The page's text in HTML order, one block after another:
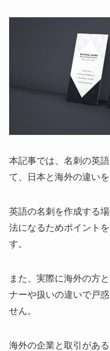
本記事では、名刺の英
て、日本と海外の違い
英語の名刺を作成する
法になるためポイント
す。
また、実際に海外の方
ナーや扱いの違いで戸
せん。
海外の企業と取引があ